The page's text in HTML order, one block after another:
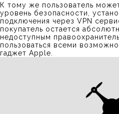
К тому же пользователь
уровень безопасности,
подключения через VPN
покупатель остается
недоступным
пользоваться всеми
гаджет Apple.